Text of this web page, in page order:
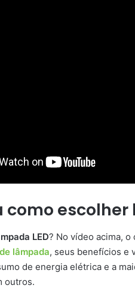
escolher
LED? No vídeo acima,
lâmpada, seus benefícios e
de energia elétrica e a
outros.